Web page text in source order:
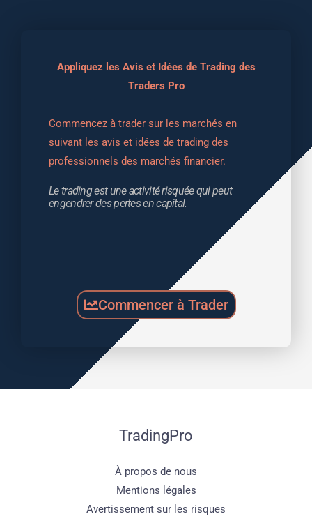
Appliquez les Avis et Idées de Trading des
Traders Pro
Commencez à trader sur les marchés en
suivant les avis et idées de trading des
professionnels des marchés financier.
Le trading est une activité risquée qui peut
engendrer des pertes en capital.
Commencer à Trader
TradingPro
À propos de nous
Mentions légales
Avertissement sur les risques